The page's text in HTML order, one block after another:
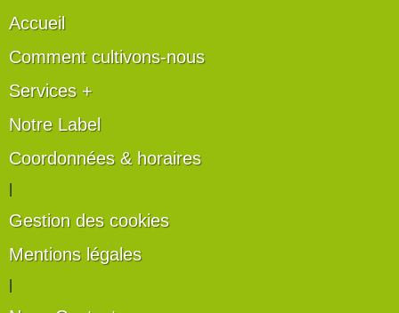
Accueil
Comment cultivons-nous
Services +
Notre Label
Coordonnées & horaires
Gestion des cookies
Mentions légales